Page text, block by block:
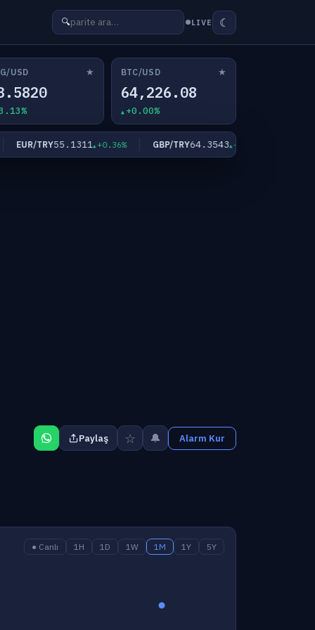
🔍 LIVE ☾
USD ★ BTC/USD ★
64,226.08
+0.00%
EUR/TRY55.1311 +0.36% GBP/TRY64.3543 +0.33%
Paylaş ☆ 🔔 Alarm Kur
● Canlı 1H 1D 1W 1M 1Y 5Y